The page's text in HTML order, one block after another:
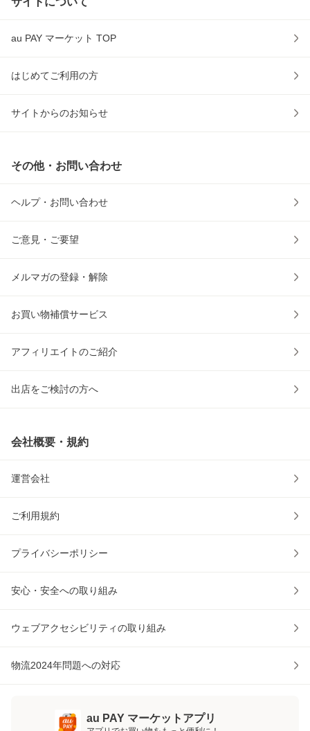
au PAY マーケット TOP
はじめてご利用の方
サイトからのお知らせ
その他・お問い合わせ
ヘルプ・お問い合わせ
ご意見・ご要望
メルマガの登録・解除
お買い物補償サービス
アフィリエイトのご紹介
出店をご検討の方へ
会社概要・規約
運営会社
ご利用規約
プライバシーポリシー
安心・安全への取り組み
ウェブアクセシビリティの取り組み
物流2024年問題への対応
au PAY マーケットアプリ